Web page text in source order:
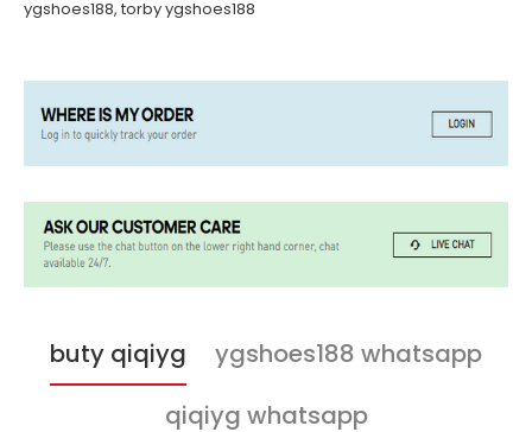
ygshoes188, torby ygshoes188
buty qiqiyg
ygshoes188 whatsapp
qiqiyg whatsapp